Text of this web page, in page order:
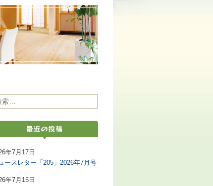
:
ースレター「205」2026年7月号
年7月17日
年7月15日